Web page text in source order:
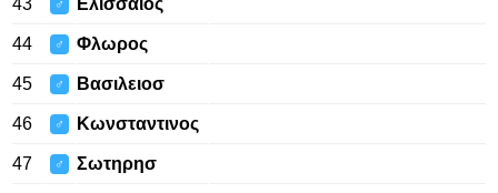
43 ♂ Ελισσαιος
44 ♂ Φλωρος
45 ♂ Βασιλειοσ
46 ♂ Κωνσταντινος
47 ♂ Σωτηρησ